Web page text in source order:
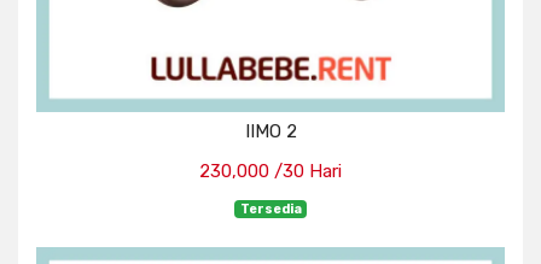
IIMO 2
230,000 /30 Hari
Tersedia